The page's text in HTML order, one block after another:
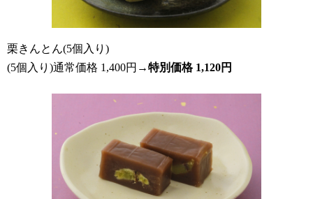
栗きんとん(5個入り)
(5個入り)通常価格 1,400円→特別価格 1,120円